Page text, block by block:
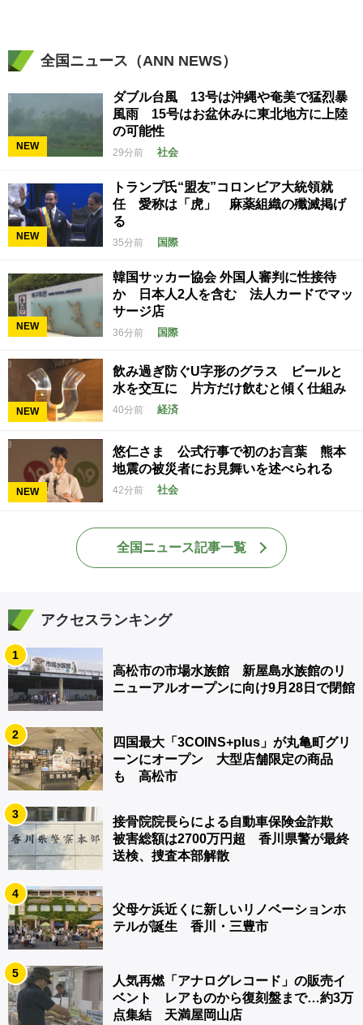
全国ニュース（ANN NEWS）
NEW
ダブル台風 13号は沖縄や奄美で猛烈暴
風雨 15号はお盆休みに東北地方に上陸
の可能性
29分前 社会
NEW
トランプ氏“盟友”コロンビア大統領就
任 愛称は「虎」 麻薬組織の殲滅掲げ
る
35分前 国際
NEW
韓国サッカー協会 外国人審判に性接待
か 日本人2人を含む 法人カードでマッ
サージ店
36分前 国際
NEW
飲み過ぎ防ぐU字形のグラス ビールと
水を交互に 片方だけ飲むと傾く仕組み
40分前 経済
NEW
悠仁さま 公式行事で初のお言葉 熊本
地震の被災者にお見舞いを述べられる
42分前 社会
全国ニュース記事一覧
アクセスランキング
1
高松市の市場水族館 新屋島水族館のリ
ニューアルオープンに向け9月28日で閉館
2
四国最大「3COINS+plus」が丸亀町グリ
ーンにオープン 大型店舗限定の商品
も 高松市
3
接骨院院長らによる自動車保険金詐欺
被害総額は2700万円超 香川県警が最終
送検、捜査本部解散
4
父母ケ浜近くに新しいリノベーションホ
テルが誕生 香川・三豊市
5
人気再燃「アナログレコード」の販売イ
ベント レアものから復刻盤まで…約3万
点集結 天満屋岡山店